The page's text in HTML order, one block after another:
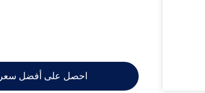
احصل على أفضل سعر